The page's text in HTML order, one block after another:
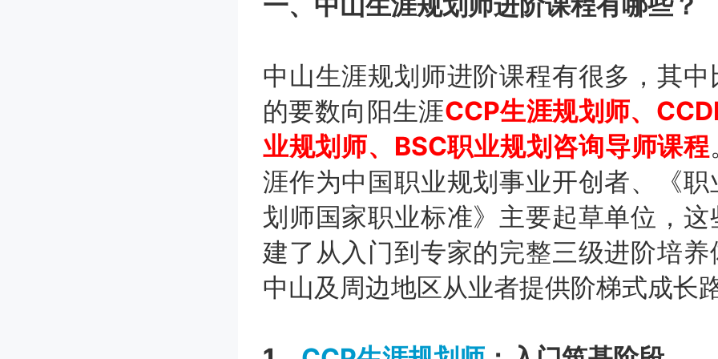
中山生涯规划师进阶课程有很多，其中
的要数向阳生涯CCP生涯规划师、
业规划师、BSC职业规划咨询导师课程
涯作为中国职业规划事业开创者、《职
划师国家职业标准》主要起草单位，这
建了从入门到专家的完整三级进阶培养
中山及周边地区从业者提供阶梯式成长